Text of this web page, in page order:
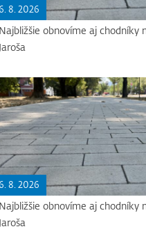
6. 8. 2026
Najbližšie obnovíme aj chodníky
Jaroša
6. 8. 2026
Najbližšie obnovíme aj chodníky
Jaroša